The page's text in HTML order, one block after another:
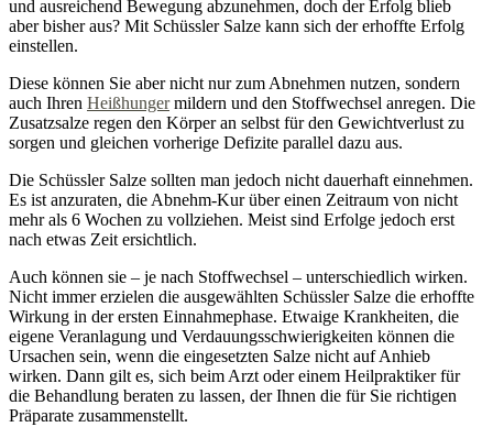
und ausreichend Bewegung abzunehmen, doch der Erfolg blieb
aber bisher aus? Mit Schüssler Salze kann sich der erhoffte Erfolg
einstellen.
Diese können Sie aber nicht nur zum Abnehmen nutzen, sondern
auch Ihren Heißhungermildern und den Stoffwechsel anregen. Die
Zusatzsalze regen den Körper an selbst für den Gewichtverlust zu
sorgen und gleichen vorherige Defizite parallel dazu aus.
Die Schüssler Salze sollten man jedoch nicht dauerhaft einnehmen.
Es ist anzuraten, die Abnehm-Kur über einen Zeitraum von nicht
mehr als 6 Wochen zu vollziehen. Meist sind Erfolge jedoch erst
nach etwas Zeit ersichtlich.
Auch können sie – je nach Stoffwechsel – unterschiedlich wirken.
Nicht immer erzielen die ausgewählten Schüssler Salze die erhoffte
Wirkung in der ersten Einnahmephase. Etwaige Krankheiten, die
eigene Veranlagung und Verdauungsschwierigkeiten können die
Ursachen sein, wenn die eingesetzten Salze nicht auf Anhieb
wirken. Dann gilt es, sich beim Arzt oder einem Heilpraktiker für
die Behandlung beraten zu lassen, der Ihnen die für Sie richtigen
Präparate zusammenstellt.